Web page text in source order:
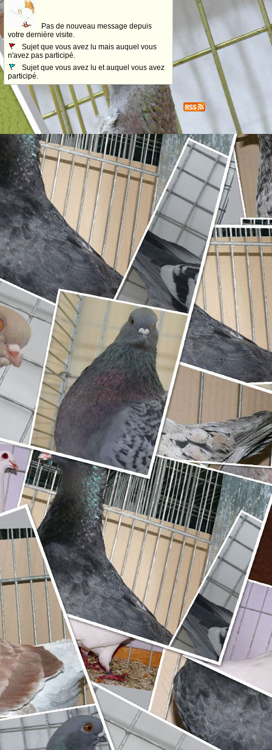
Pas de nouveau message depuis
votre dernière visite.
Sujet que vous avez lu mais auquel vous
n'avez pas participé.
Sujet que vous avez lu et auquel vous avez
participé.